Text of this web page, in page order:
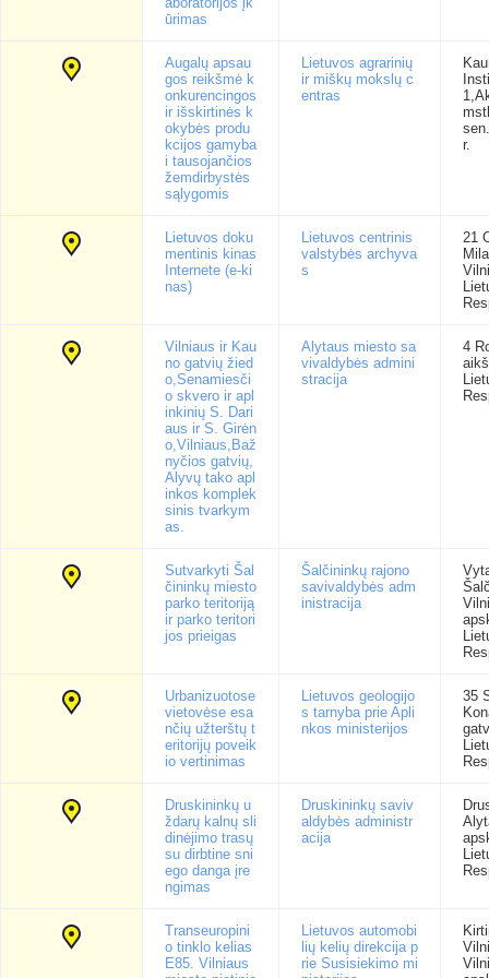
ūrimas
Augalų apsau
gos reikšmė k
onkurencingos
ir išskirtinės k
okybės produ
kcijos gamyba
i tausojančios
žemdirbystės
sąlygomis
Lietuvos agrarinių
ir miškų mokslų c
entras
r.
Lietuvos doku
mentinis kinas
Internete (e-ki
nas)
Lietuvos centrinis
valstybės archyva
s
21
Vilniaus ir Kau
no gatvių žied
o,Senamiesči
o skvero ir apl
inkinių S. Dari
aus ir S. Girėn
o,Vilniaus,Baž
nyčios gatvių,
Alyvų tako apl
inkos komplek
sinis tvarkym
as.
Alytaus miesto sa
vivaldybės admini
stracija
4
Sutvarkyti Šal
čininkų miesto
parko teritoriją
ir parko teritori
jos prieigas
Šalčininkų rajono
savivaldybės adm
inistracija
Urbanizuotose
vietovėse esa
nčių užterštų t
eritorijų poveik
io vertinimas
Lietuvos geologijo
s tarnyba prie Apli
nkos ministerijos
35
Druskininkų u
ždarų kalnų sli
dinėjimo trasų
su dirbtine sni
ego danga įre
ngimas
Druskininkų saviv
aldybės administr
acija
Transeuropini
o tinklo kelias
E85. Vilniaus
Lietuvos automobi
lių kelių direkcija p
rie Susisiekimo mi